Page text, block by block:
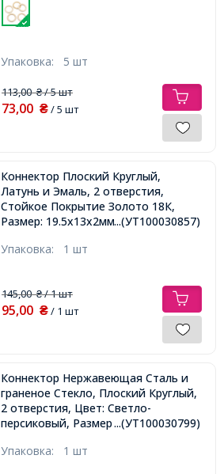
Упаковка: 5 шт
113,00₴/ 5 шт
73,00 ₴/ 5 шт
Коннектор Плоский Круглый,
Латунь и Эмаль, 2 отверстия,
Стойкое Покрытие Золото 18К,
Размер: 19.5х13х2мм, Отверстие
...(УТ100030857)
Упаковка: 1 шт
145,00₴/ 1 шт
95,00 ₴/ 1 шт
Коннектор Нержавеющая Сталь и
граненое Стекло, Плоский Круглый,
2 отверстия, Цвет: Светло-
персиковый, Размер 17.5х10х6.5мм,
...(УТ100030799)
Упаковка: 1 шт